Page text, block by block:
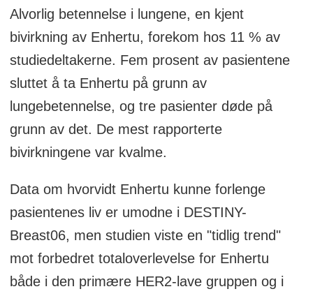
ble tilfeldig fordelt til å motta enten
trastuzumab deruxtecan eller kjemoterapi,
som besto av capecitabin (Xeloda),
paclitaxel, eller nab-paclitaxel (Abraxane).
Progresjonsfri overlevelse (PFS) var det
primære endepunktet for studien.
overlevelse (OS) i HER2-lav populasjonen;
PFS og OS i den samlede
studiepopulasjonen; objektiv responsrate;
varighet av respons; tid til første
påfølgende behandling eller død; tid til
Alvorlig betennelse i lungene, en kjent
bivirkning av Enhertu, forekom hos 11 % av
studiedeltakerne. Fem prosent av pasientene
sluttet å ta Enhertu på grunn av
lungebetennelse, og tre pasienter døde på
grunn av det. De mest rapporterte
bivirkningene var kvalme.
Data om hvorvidt Enhertu kunne forlenge
pasientenes liv er umodne i DESTINY-
Breast06, men studien viste en "tidlig trend"
mot forbedret totaloverlevelse for Enhertu
både i den primære HER2-lave gruppen og i